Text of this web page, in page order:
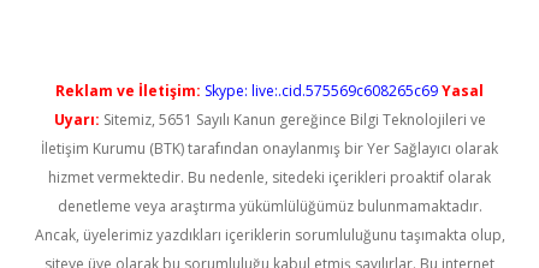
Reklam ve İletişim: Skype: live:.cid.575569c608265c69Yasal
Uyarı: Sitemiz, 5651 Sayılı Kanun gereğince Bilgi Teknolojileri ve
İletişim Kurumu (BTK) tarafından onaylanmış bir Yer Sağlayıcı olarak
hizmet vermektedir. Bu nedenle, sitedeki içerikleri proaktif olarak
denetleme veya araştırma yükümlülüğümüz bulunmamaktadır.
Ancak, üyelerimiz yazdıkları içeriklerin sorumluluğunu taşımakta olup,
siteye üye olarak bu sorumluluğu kabul etmiş sayılırlar. Bu internet